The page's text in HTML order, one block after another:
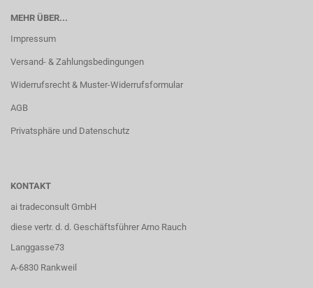
MEHR ÜBER...
Impressum
Versand- & Zahlungsbedingungen
Widerrufsrecht & Muster-Widerrufsformular
AGB
Privatsphäre und Datenschutz
KONTAKT
ai tradeconsult GmbH
diese vertr. d. d. Geschäftsführer Arno Rauch
Langgasse73
A-6830 Rankweil